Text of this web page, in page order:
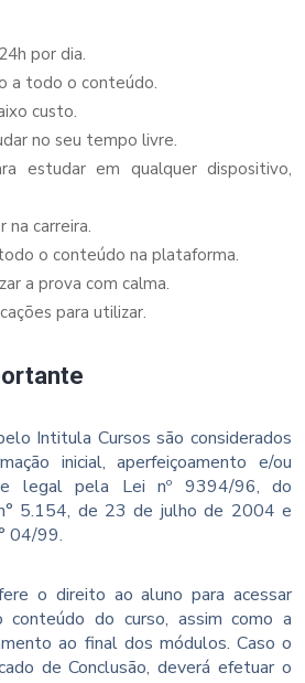
por dia.
a todo o conteúdo.
custo.
no seu tempo livre.
estudar em qualquer dispositivo,
na carreira.
o conteúdo na plataforma.
a prova com calma.
para utilizar.
Intitula Cursos são considerados
inicial, aperfeiçoamento e/ou
legal pela Lei nº 9394/96, do
5.154, de 23 de julho de 2004 e
04/99.
o direito ao aluno para acessar
do curso, assim como a
ao final dos módulos. Caso o
de Conclusão, deverá efetuar o